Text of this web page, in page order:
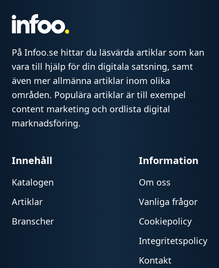
På Infoo.se hittar du läsvärda artiklar som kan
vara till hjälp för din digitala satsning, samt
även mer allmänna artiklar inom olika
områden. Populära artiklar är till exempel
content marketing och ordlista digital
marknadsföring.
Innehåll
Katalogen
Artiklar
Branscher
Information
Om oss
Vanliga frågor
Cookiepolicy
Integritetspolicy
Kontakt